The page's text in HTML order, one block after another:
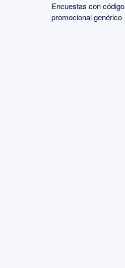
Encuestas con código
promocional genérico